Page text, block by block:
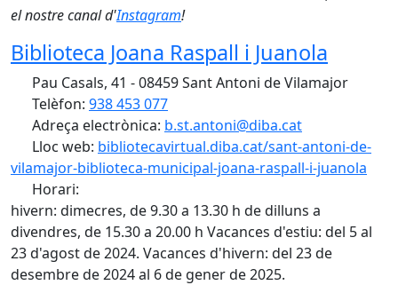
el nostre canal d'Instagram!
Biblioteca Joana Raspall i Juanola
Pau Casals, 41 - 08459 Sant Antoni de Vilamajor
Telèfon: 938 453 077
Adreça electrònica: b.st.antoni@diba.cat
Lloc web: bibliotecavirtual.diba.cat/sant-antoni-de-
vilamajor-biblioteca-municipal-joana-raspall-i-juanola
Horari:
hivern: dimecres, de 9.30 a 13.30 h de dilluns a
divendres, de 15.30 a 20.00 h Vacances d'estiu: del 5 al
23 d'agost de 2024. Vacances d'hivern: del 23 de
desembre de 2024 al 6 de gener de 2025.